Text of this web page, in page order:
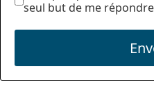
seul but de me